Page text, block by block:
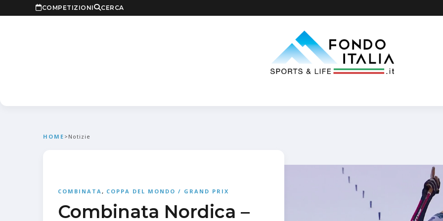
COMPETIZIONI CERCA
HOME > Notizie
COMBINATA , COPPA DEL MONDO / GRAND PRIX
Combinata Nordica –